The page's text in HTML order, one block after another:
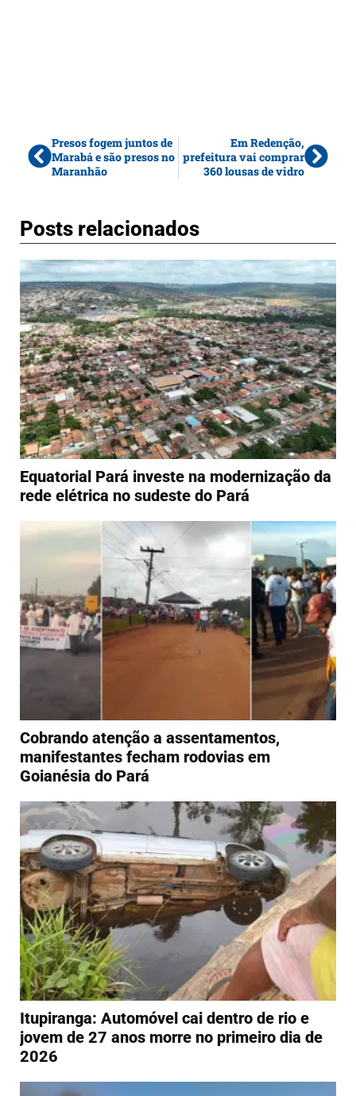
Presos fogem juntos de
Marabá e são presos no
Maranhão
Em Redenção,
prefeitura vai comprar
360 lousas de vidro
Posts relacionados
Equatorial Pará investe na modernização da
rede elétrica no sudeste do Pará
Cobrando atenção a assentamentos,
manifestantes fecham rodovias em
Goianésia do Pará
Itupiranga: Automóvel cai dentro de rio e
jovem de 27 anos morre no primeiro dia de
2026